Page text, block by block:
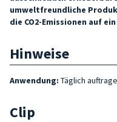
umweltfreundliche
die CO2-Emissionen auf
Hinweise
Anwendung: Täglich
Clip